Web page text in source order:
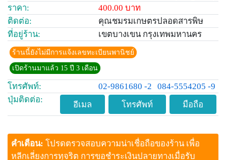
ราคา:
400.00 บาท
ติดต่อ:
คุณชมรมเกษตรปลอดสารพิษ
ที่อยู่ร้าน:
เขตบางเขน กรุงเทพมหานคร
ร้านนี้ยังไม่มีการแจ้งเลขทะเบียนพานิชย์
เปิดร้านมาแล้ว 15 ปี 3 เดือน
โทรศัพท์: 02-9861680 -2
084-5554205 -9
ปุ่มติดต่อ:
อีเมล โทรศัพท์ มือถือ
คำเตือน: โปรดตรวจสอบความน่าเชื่อถือของร้าน เพื่อ
หลีกเลี่ยงการทุจริต การขอชำระเงินปลายทางเมื่อรับ